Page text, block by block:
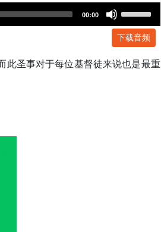
00:00
Arrow
to
下载音频
此圣事对于每位基督徒来说也是最重